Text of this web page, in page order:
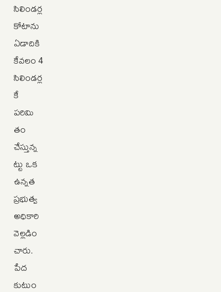
సిలిండర్ల
కోటాను
ఏడాదికి
కేవలం 4
సిలిండర్ల
కే
పరిమి
తం
చేస్తున్న
ట్టు ఒక
ఉన్నత
ప్రభుత్వ
అధికారి
వెల్లడిం
చారు.
పేద
కుటుం